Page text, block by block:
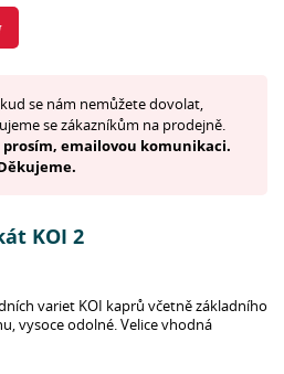
se nám nemůžete dovolat,
se zákazníkům na prodejně.
prosím, emailovou komunikaci.
KOI 2
variet KOI kaprů včetně základního
vysoce odolné. Velice vhodná